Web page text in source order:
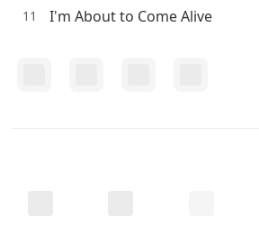
11 I'm About to Come Alive